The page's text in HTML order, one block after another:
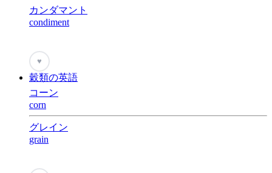
カンダマント
condiment
♥
穀類の英語
コーン
corn
グレイン
grain